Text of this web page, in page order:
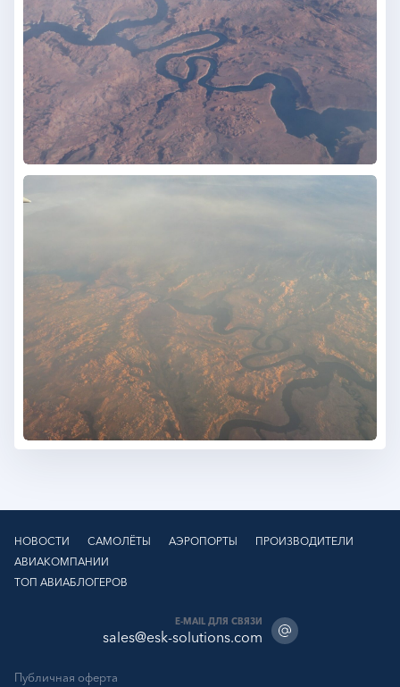
Публичная оферта
НОВОСТИ САМОЛЁТЫ АЭРОПОРТЫ
ПРОИЗВОДИТЕЛИ
АВИАКОМПАНИИ
ТОП АВИАБЛОГЕРОВ
E-MAIL ДЛЯ СВЯЗИ
sales@esk-solutions.com